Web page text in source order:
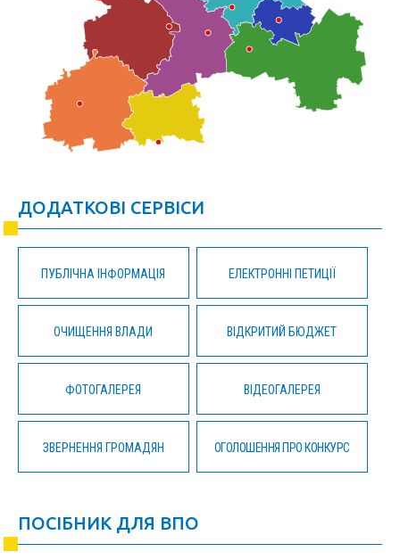
ДОДАТКОВІ СЕРВІСИ
ПУБЛІЧНА ІНФОРМАЦІЯ ЕЛЕКТРОННІ ПЕТИЦІЇ
ОЧИЩЕННЯ ВЛАДИ ВІДКРИТИЙ БЮДЖЕТ
ФОТОГАЛЕРЕЯ ВІДЕОГАЛЕРЕЯ
ЗВЕРНЕННЯ ГРОМАДЯН ОГОЛОШЕННЯ ПРО КОНКУРС
ПОСІБНИК ДЛЯ ВПО